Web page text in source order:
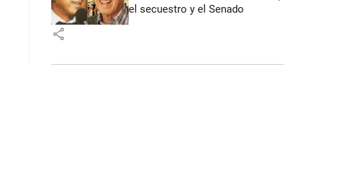
el secuestro y el Senado
share